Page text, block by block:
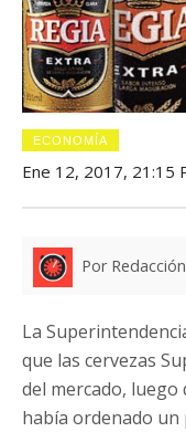
ECONOMÍA
Ene 12, 2017, 21:15
Por
La
que las cervezas
del mercado, luego
había ordenado un